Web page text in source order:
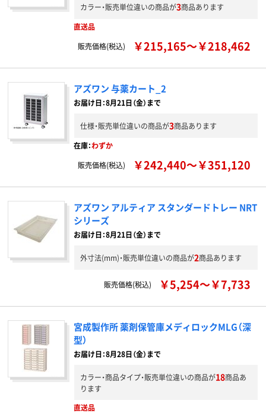
カラー・販売単位違いの商品が3商品あります
直送品
販売価格(税込)
￥215,165～￥218,462
アズワン 与薬カート_2
お届け日：8月21日（金）まで
仕様・販売単位違いの商品が3商品あります
在庫：わずか
販売価格(税込)
￥242,440～￥351,120
アズワン アルティア スタンダードトレー NRT
シリーズ
お届け日：8月21日（金）まで
外寸法(mm)・販売単位違いの商品が2商品あります
販売価格(税込) ￥5,254～￥7,733
宮成製作所 薬剤保管庫メディロックMLG（深
型）
お届け日：8月28日（金）まで
カラー・商品タイプ・販売単位違いの商品が18商品あ
ります
直送品